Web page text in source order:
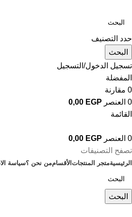
حدد التصنيف
البحث
تسجيل الدخول/التسجيل
المفضلة
0 مقارنة
0 العنصر 0,00 EGP
القائمة
0 العنصر 0,00 EGP
تصفح التصنيفات
الرئيسيةمتجر المنتجات الأقساممن نحن ؟سياسة
البحث